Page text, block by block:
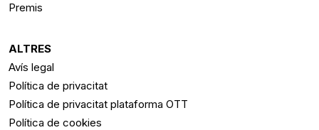
Premis
ALTRES
Avís legal
Política de privacitat
Política de privacitat plataforma OTT
Política de cookies